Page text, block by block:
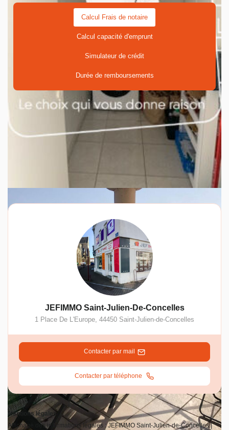
Calcul Frais de notaire
Calcul capacité d'emprunt
Simulateur de crédit
Durée de remboursements
JEFIMMO Saint-Julien-De-Concelles
1 Place De L'Europe, 44450 Saint-Julien-de-Concelles
Contacter par mail
Contacter par téléphone
Mentions légales
Affichage des informations légales : JEFIMMO Saint-Julien-de-Concelles |